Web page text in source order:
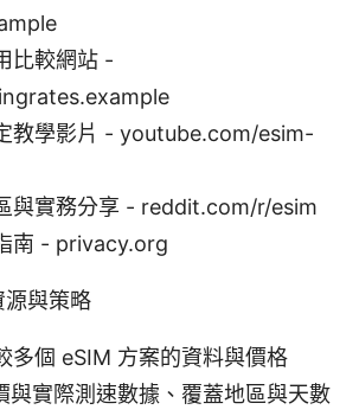
比較網站 -
教學影片 - youtube.com/esim-
與實務分享 - reddit.com/r/esim
南 - privacy.org
源與策略
多個 eSIM 方案的資料與價格
與實際測速數據、覆蓋地區與天數